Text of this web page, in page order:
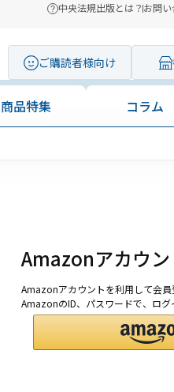
中央法規出版とは？お問
ご購読者様向け
商品特集 コラム
Amazonアカウ
Amazonアカウントを利用して会員
AmazonのID、パスワードで、ログ